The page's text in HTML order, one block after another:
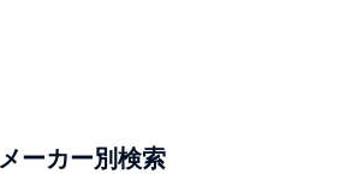
メーカー別検索